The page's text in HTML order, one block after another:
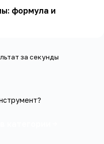
формула и
за секунды